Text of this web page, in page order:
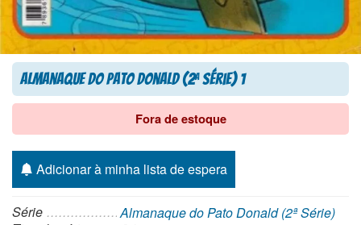
Almanaque do Pato Donald (2aSérie) 1
Fora de estoque
Adicionar à minha lista de espera
Série
Almanaque do Pato Donald (2ª Série)